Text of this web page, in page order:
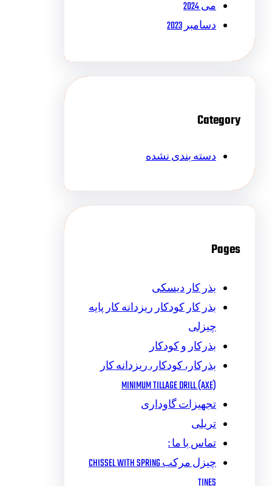
می 2024
دسامبر 2023
Category
دسته بندی نشده
Pages
بذر کار دیسکی
بذر کار کودکار ریزدانه کار پایه
چیزلی
بذرکار و کودکار
بذرکار، کودکار، ریزدانه کار
MINIMUM TILLAGE DRILL (AXE)
تجهیزات گاوداری
تریلی
تماس با ما :
چیزل مرکب CHISSEL WITH SPRING
TINES